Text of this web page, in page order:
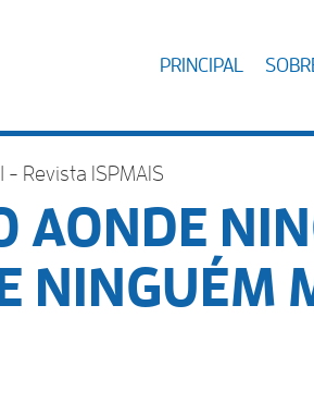
PRINCIPAL
- Revista ISPMAIS
AONDE
NINGUÉM